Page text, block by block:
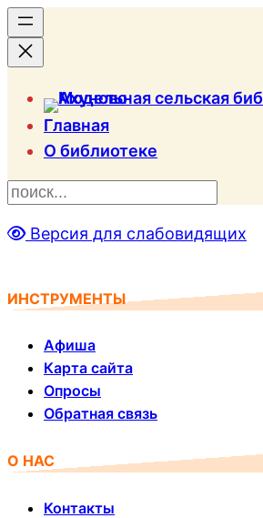
Главная
О библиотеке
П
и
к
Версия для слабовидящих
ИНСТРУМЕНТЫ
Афиша
Карта сайта
Опросы
Обратная связь
О НАС
Контакты